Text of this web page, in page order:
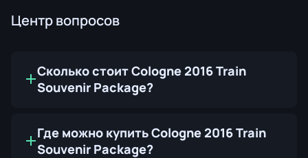
Центр вопросов
Сколько стоит Cologne 2016 Train
Souvenir Package?
Где можно купить Cologne 2016 Train
Souvenir Package?